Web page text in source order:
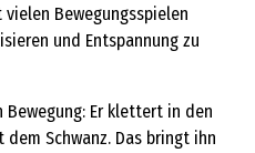
Bewegungsspielen
und Entspannung zu
Er klettert in den
Schwanz. Das bringt ihn